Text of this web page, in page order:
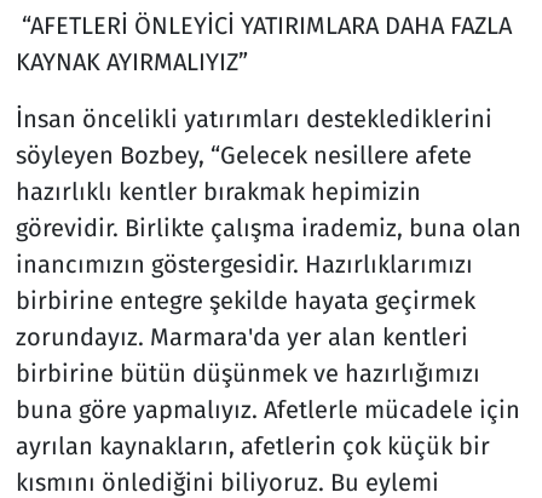
“AFETLERİ ÖNLEYİCİ YATIRIMLARA DAHA FAZLA
KAYNAK AYIRMALIYIZ”
İnsan öncelikli yatırımları desteklediklerini
söyleyen Bozbey, “Gelecek nesillere afete
hazırlıklı kentler bırakmak hepimizin
görevidir. Birlikte çalışma irademiz, buna olan
inancımızın göstergesidir. Hazırlıklarımızı
birbirine entegre şekilde hayata geçirmek
zorundayız. Marmara'da yer alan kentleri
birbirine bütün düşünmek ve hazırlığımızı
buna göre yapmalıyız. Afetlerle mücadele için
ayrılan kaynakların, afetlerin çok küçük bir
kısmını önlediğini biliyoruz. Bu eylemi